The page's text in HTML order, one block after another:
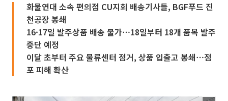
화물연대 소속 편의점 CU지회 배송기사들, BGF푸드 진
천공장 봉쇄
16·17일 발주상품 배송 불가⋯18일부터 18개 품목 발주
중단 예정
이달 초부터 주요 물류센터 점거, 상품 입출고 봉쇄⋯점
포 피해 확산